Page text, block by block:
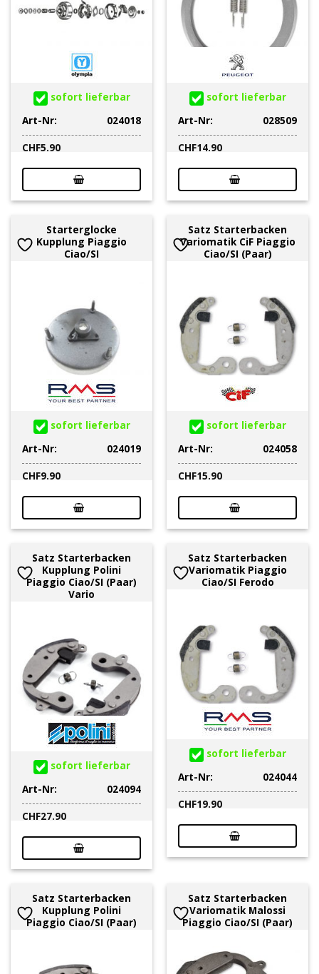
sofort lieferbar
Art-Nr:
024018
CHF5.90
sofort lieferbar
Art-Nr:
028509
CHF14.90
Starterglocke
Kupplung Piaggio
Ciao/SI
sofort lieferbar
Art-Nr:
024019
CHF9.90
Satz Starterbacken
Variomatik CiF Piaggio
Ciao/SI (Paar)
sofort lieferbar
Art-Nr:
024058
CHF15.90
Satz Starterbacken
Kupplung Polini
Piaggio Ciao/SI (Paar)
Vario
sofort lieferbar
Art-Nr:
024094
CHF27.90
Satz Starterbacken
Variomatik Piaggio
Ciao/SI Ferodo
sofort lieferbar
Art-Nr:
024044
CHF19.90
Satz Starterbacken
Kupplung Polini
Piaggio Ciao/SI (Paar)
Satz Starterbacken
Variomatik Malossi
Piaggio Ciao/SI (Paar)